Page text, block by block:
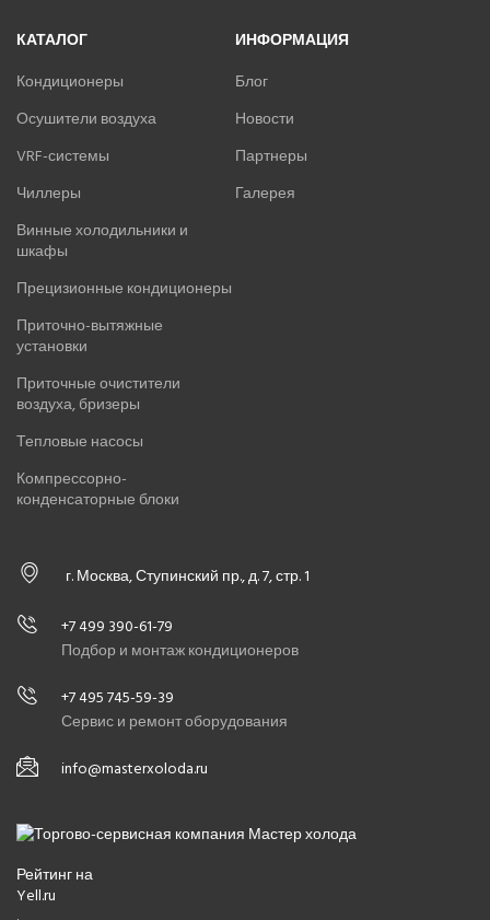
КАТАЛОГ
Кондиционеры
Осушители воздуха
VRF-системы
Чиллеры
Винные холодильники и
шкафы
Прецизионные кондиционеры
Приточно-вытяжные
установки
Приточные очистители
воздуха, бризеры
Тепловые насосы
Компрессорно-
конденсаторные блоки
ИНФОРМАЦИЯ
Блог
Новости
Партнеры
Галерея
г. Москва, Ступинский пр., д. 7, стр. 1
+7 499 390-61-79
Подбор и монтаж кондиционеров
+7 495 745-59-39
Сервис и ремонт оборудования
info@masterxoloda.ru
Рейтинг на
Yell.ru